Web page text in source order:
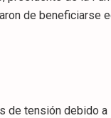
de beneficiarse
de tensión debido